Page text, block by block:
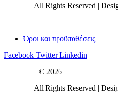
All Rights Reserved |
Όροι και προϋποθέσεις
Facebook Twitter Linkedin
© 2026
All Rights Reserved |